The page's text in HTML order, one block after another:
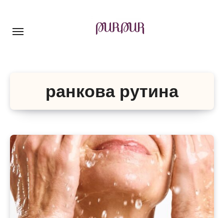
контенту
ранкова рутина